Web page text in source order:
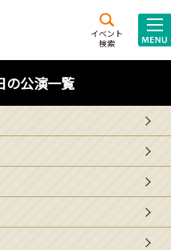
イベント
検索
ルの公演一覧